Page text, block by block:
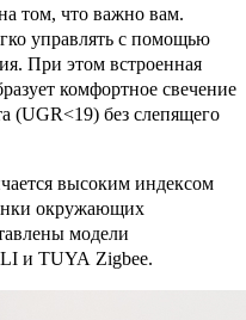
том, что важно вам.
управлять с помощью
При этом встроенная
комфортное свечение
(UGR<19) без слепящего
высоким индексом
окружающих
модели
и TUYA Zigbee.